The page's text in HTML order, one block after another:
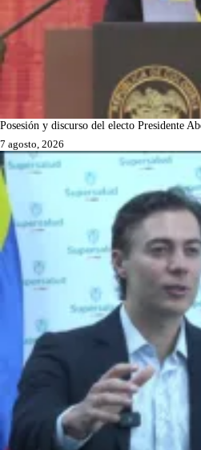
Posesión y discurso del electo Presidente
7 agosto, 2026